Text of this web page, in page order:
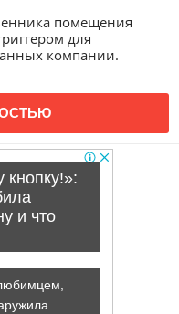
помещения
для
компании.